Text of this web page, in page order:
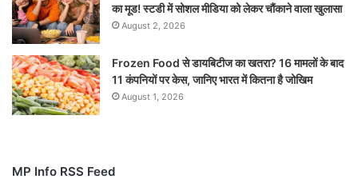
का मूड! स्टडी में सोशल मीडिया को लेकर चौंकाने वाला खुलासा
August 2, 2026
Frozen Food से डायबिटीज का खतरा? 16 मामलों के बाद
11 कंपनियों पर केस, जानिए भारत में कितना है जोखिम
August 1, 2026
MP Info RSS Feed